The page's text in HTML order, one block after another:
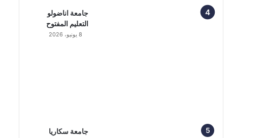
جامعة اناضولو
التعليم المفتوح
8 يونيو، 2026
جامعة سكاريا